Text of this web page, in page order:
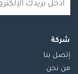
شركة
إتصل بنا
من نحن